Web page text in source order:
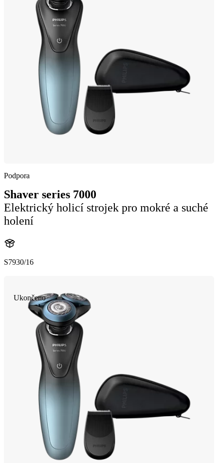
Podpora
Shaver series 7000
Elektrický holicí strojek pro mokré a suché
holení
S7930/16
Ukončeno